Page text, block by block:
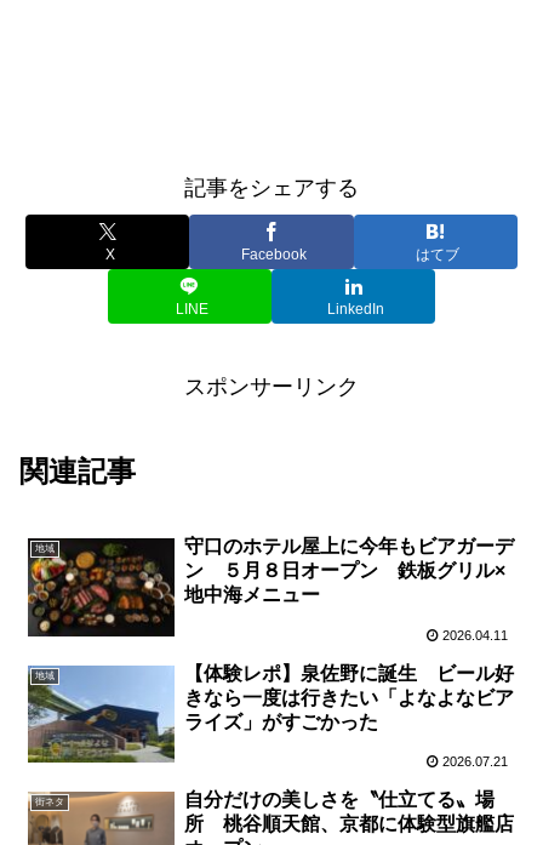
記事をシェアする
X Facebook はてブ
LINE LinkedIn
スポンサーリンク
関連記事
地域
守口のホテル屋上に今年もビアガーデ
ン ５月８日オープン 鉄板グリル×
地中海メニュー
2026.04.11
地域
【体験レポ】泉佐野に誕生 ビール好
きなら一度は行きたい「よなよなビア
ライズ」がすごかった
2026.07.21
街ネタ
自分だけの美しさを〝仕立てる〟場
所 桃谷順天館、京都に体験型旗艦店